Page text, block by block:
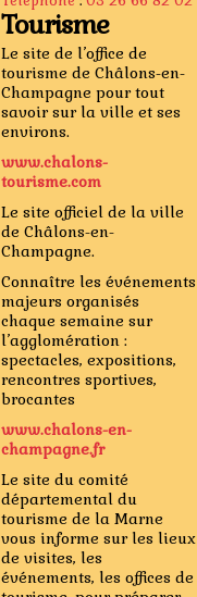
Tourisme
Le site de l’office de
tourisme de Châlons-en-
Champagne pour tout
savoir sur la ville et ses
environs.
www.chalons-
tourisme.com
Le site officiel de la ville
de Châlons-en-
Champagne.
Connaître les événements
majeurs organisés
chaque semaine sur
l’agglomération :
spectacles, expositions,
rencontres sportives,
brocantes
www.chalons-en-
champagne.fr
Le site du comité
départemental du
tourisme de la Marne
vous informe sur les lieux
de visites, les
événements, les offices de